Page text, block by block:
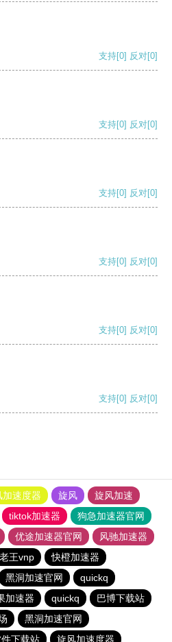
支持[0] 反对[0]
支持[0] 反对[0]
支持[0] 反对[0]
支持[0] 反对[0]
支持[0] 反对[0]
支持[0] 反对[0]
加速度器 旋风
旋风加速
tiktok加速器
狗急加速器官网
优途加速器官网
风驰加速器
老王vnp
快橙加速器
黑洞加速官网
quickq
加速器 quickq
巴博下载站
黑洞加速官网
下载站 旋风加速度器